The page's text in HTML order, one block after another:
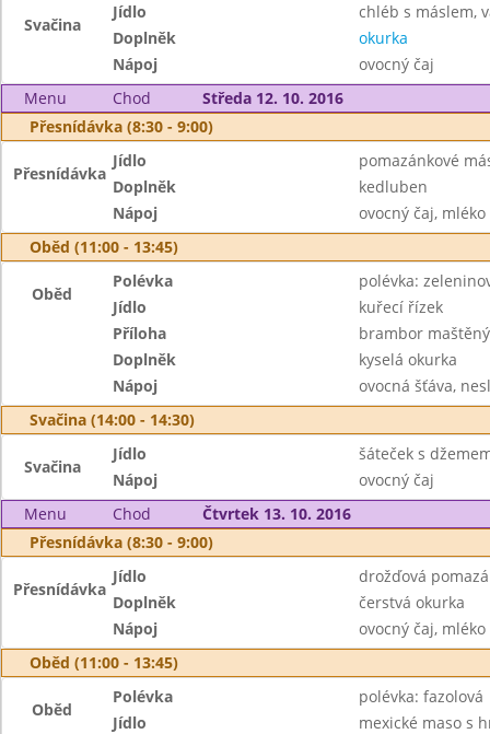
Svačina
Jídlo
chléb s máslem,
Doplněk
okurka
Nápoj
ovocný čaj
Menu
Chod
Středa 12. 10. 2016
Přesnídávka (8:30 - 9:00)
Přesnídávka
Jídlo
pomazánkové
Doplněk
kedluben
Nápoj
ovocný čaj, mléko
Oběd (11:00 - 13:45)
Oběd
Polévka
polévka:
Jídlo
kuřecí řízek
Příloha
brambor
Doplněk
kyselá okurka
Nápoj
ovocná šťáva,
Svačina (14:00 - 14:30)
Svačina
Jídlo
šáteček s
Nápoj
ovocný čaj
Menu
Chod
Čtvrtek 13. 10. 2016
Přesnídávka (8:30 - 9:00)
Přesnídávka
Jídlo
drožďová
Doplněk
čerstvá okurka
Nápoj
ovocný čaj, mléko
Oběd (11:00 - 13:45)
Oběd
Polévka
polévka: fazolová
Jídlo
mexické maso s